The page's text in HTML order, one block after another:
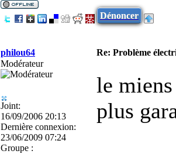
Dénoncer
philou64
Re: Problème
Modérateur
Joint:
16/09/2006 20:13
Dernière connexion:
23/06/2009 07:24
Groupe :
le
plus